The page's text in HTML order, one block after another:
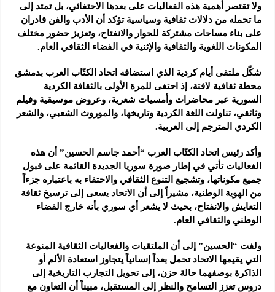
ولا تقتصر أهمية هذه الفعاليات على بعدها الاحتفائي، بل تمتد إلى
ما تحمله ‏من دلالات ثقافية وسياسية تؤكد أن الأدب والفن قادران
على بناء مساحات ‏مشتركة للحوار والانفتاح، وتعزيز حضور مختلف
المكونات اللغوية والثقافية ‏والإثنية في الفضاء الثقافي العام.‏
شكّل ملتقى أيام كردية الذي استضافه اتحاد الكتّاب العرب بدمشق
محطة ‏ثقافية لافتة، إذ احتفى للمرة الأولى بالثقافة الكردية
السورية عبر محاضرات ‏وأمسيات شعرية، وعروض موسيقية وفيلم
وثائقي، تناولت اللغة الكردية ‏وتاريخها، والموروث الشعبي، والشعر
الكردي المترجم إلى العربية.‏
وأكد رئيس اتحاد الكتّاب العرب “أحمد جاسم الحسين” أن ‏هذه
الفعاليات تأتي في إطار صورة سوريا الجديدة القائمة على قبول
جميع ‏مكوناتها، وتشجيع التنوع الثقافي والاحتفاء به باعتباره جزءاً
من الهوية ‏الوطنية، مشيراً إلى أن الاتحاد يسعى إلى ترسيخ ثقافة
التعايش والانفتاح، ‏بحيث لا يشعر أي سوري بأنه خارج الفضاء
الوطني والثقافي العام.‏
ولفت “الحسين” إلى أن الملتقيات والفعاليات الثقافية المنوعة
التي يقيمها الاتحاد ‏تحمل بعداً إنسانياً يتجاوز استعادة الألم أو
الذاكرة بوصفهما حالة حزن، إلى ‏تحويل التجارب التاريخية إلى
دروس تعزز التسامح والنظر إلى المستقبل، ‏مبيناً أن التعاون مع